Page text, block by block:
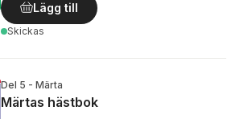
Lägg till
Skickas
Del 5 - Märta
Märtas hästbok